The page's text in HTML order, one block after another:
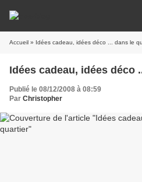
Accueil » Idées cadeau, idées déco ... dans le
Idées cadeau, idées déco
Publié le 08/12/2008 à 08:59
Par Christopher